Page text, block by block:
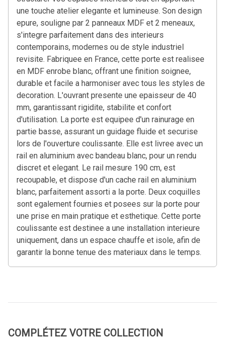
une touche atelier elegante et lumineuse. Son design
epure, souligne par 2 panneaux MDF et 2 meneaux,
s'integre parfaitement dans des interieurs
contemporains, modernes ou de style industriel
revisite. Fabriquee en France, cette porte est realisee
en MDF enrobe blanc, offrant une finition soignee,
durable et facile a harmoniser avec tous les styles de
decoration. L'ouvrant presente une epaisseur de 40
mm, garantissant rigidite, stabilite et confort
d'utilisation. La porte est equipee d'un rainurage en
partie basse, assurant un guidage fluide et securise
lors de l'ouverture coulissante. Elle est livree avec un
rail en aluminium avec bandeau blanc, pour un rendu
discret et elegant. Le rail mesure 190 cm, est
recoupable, et dispose d'un cache rail en aluminium
blanc, parfaitement assorti a la porte. Deux coquilles
sont egalement fournies et posees sur la porte pour
une prise en main pratique et esthetique. Cette porte
coulissante est destinee a une installation interieure
uniquement, dans un espace chauffe et isole, afin de
garantir la bonne tenue des materiaux dans le temps.
COMPLÉTEZ VOTRE COLLECTION